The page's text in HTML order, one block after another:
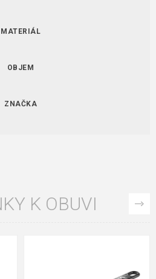
MATERIÁL
OBJEM
ZNAČKA
K OBUVI